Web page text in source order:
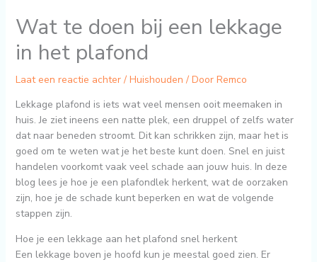
Wat te doen bij een lekkage
in het plafond
Laat een reactie achter / Huishouden / Door Remco
Lekkage plafond is iets wat veel mensen ooit meemaken in
huis. Je ziet ineens een natte plek, een druppel of zelfs water
dat naar beneden stroomt. Dit kan schrikken zijn, maar het is
goed om te weten wat je het beste kunt doen. Snel en juist
handelen voorkomt vaak veel schade aan jouw huis. In deze
blog lees je hoe je een plafondlek herkent, wat de oorzaken
zijn, hoe je de schade kunt beperken en wat de volgende
stappen zijn.
Hoe je een lekkage aan het plafond snel herkent
Een lekkage boven je hoofd kun je meestal goed zien. Er